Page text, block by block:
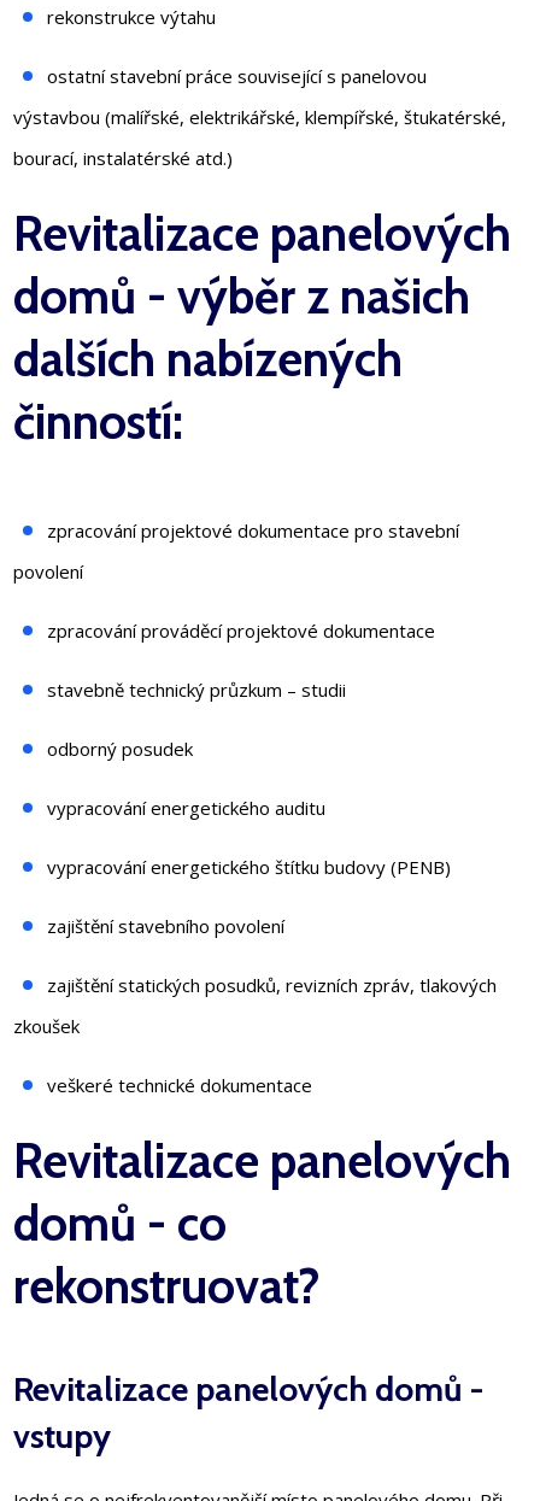
rekonstrukce výtahu
ostatní stavební práce související s panelovou
výstavbou (malířské, elektrikářské, klempířské, štukatérské,
bourací, instalatérské atd.)
Revitalizace panelových
domů - výběr z našich
dalších nabízených
činností:
zpracování projektové dokumentace pro stavební
povolení
zpracování prováděcí projektové dokumentace
stavebně technický průzkum – studii
odborný posudek
vypracování energetického auditu
vypracování energetického štítku budovy (PENB)
zajištění stavebního povolení
zajištění statických posudků, revizních zpráv, tlakových
zkoušek
veškeré technické dokumentace
Revitalizace panelových
domů - co
rekonstruovat?
Revitalizace panelových domů -
vstupy